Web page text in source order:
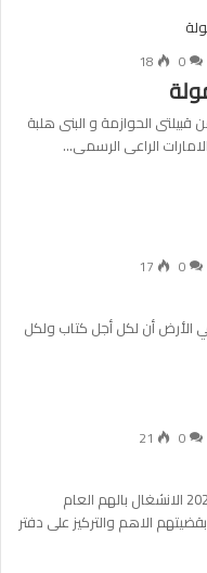
0
18
الحوازمة و البنى هلبة
الراعى الرسمى…
0
17
الأرض أن لكل أجل كتاب ولكل
0
21
موازناتالطيب المكابرابيالخميس 22 اغسطس 2024 الانشغال بالهم العام
الاهم والتركيز على دفتر